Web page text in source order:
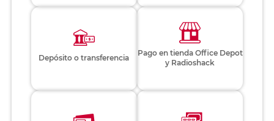
Depósito o transferencia
Pago en tienda Office Depot
y Radioshack